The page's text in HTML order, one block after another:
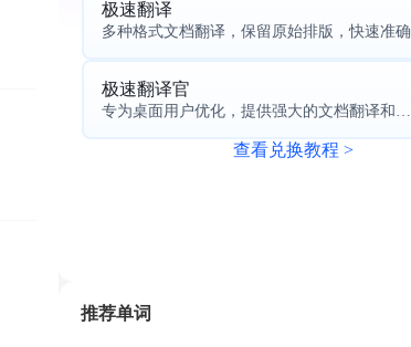
极速翻译
多种格式文档翻译，保留原始排版，快速准确
极速翻译官
查看兑换教程 >
推荐单词